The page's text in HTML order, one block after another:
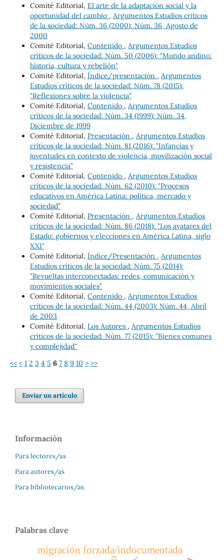
Comité Editorial, El arte de la adaptación social y la
oportunidad del cambio , Argumentos Estudios críticos
de la sociedad: Núm. 36 (2000): Núm. 36, Agosto de
2000
Comité Editorial, Contenido , Argumentos Estudios
críticos de la sociedad: Núm. 50 (2006): "Mundo andino:
historia, cultura y rebelión"
Comité Editorial, Índice/presentación , Argumentos
Estudios críticos de la sociedad: Núm. 78 (2015):
"Reflexiones sobre la violencia"
Comité Editorial, Contenido , Argumentos Estudios
críticos de la sociedad: Núm. 34 (1999): Núm. 34,
Diciembre de 1999
Comité Editorial, Presentación , Argumentos Estudios
críticos de la sociedad: Núm. 81 (2016): "Infancias y
juventudes en contexto de violencia, movilización social
y resistencia"
Comité Editorial, Contenido , Argumentos Estudios
críticos de la sociedad: Núm. 62 (2010): "Procesos
educativos en América Latina: política, mercado y
sociedad"
Comité Editorial, Presentación , Argumentos Estudios
críticos de la sociedad: Núm. 86 (2018): "Los avatares del
Estado: gobiernos y elecciones en América Latina, siglo
XXI"
Comité Editorial, Índice/Presentación , Argumentos
Estudios críticos de la sociedad: Núm. 75 (2014):
"Revueltas interconectadas: redes, comunicación y
movimientos sociales"
Comité Editorial, Contenido , Argumentos Estudios
críticos de la sociedad: Núm. 44 (2003): Núm. 44, Abril
de 2003
Comité Editorial, Los Autores , Argumentos Estudios
críticos de la sociedad: Núm. 77 (2015): "Bienes comunes
y complejidad"
<< < 1 2 3 4 5 6 7 8 9 10 > >>
Enviar un artículo
Información
Para lectores/as
Para autores/as
Para bibliotecarios/as
Palabras clave
migración forzada/indocumentada